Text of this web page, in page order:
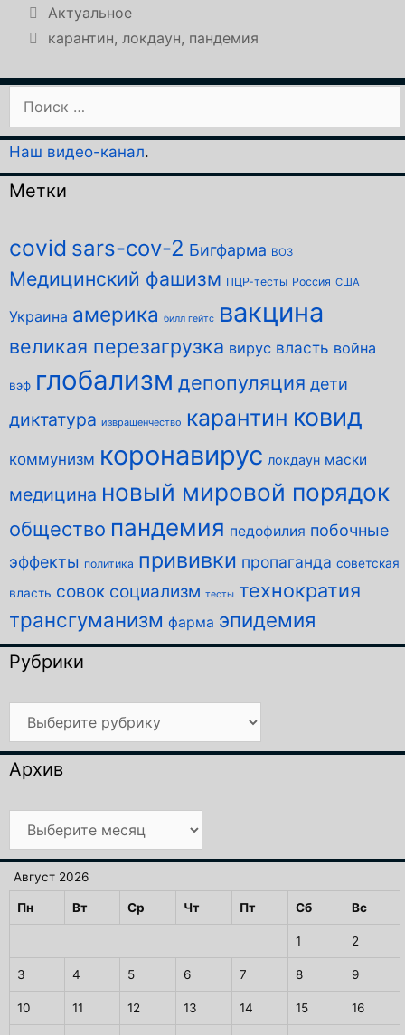
Рубрики
Актуальное
Метки
карантин, локдаун, пандемия
Наш видео-канал.
Метки
covid sars-cov-2 Бигфарма ВОЗ
Медицинский фашизм ПЦР-тесты Россия США
Украина америка билл гейтс вакцина
великая перезагрузка вирус власть война
вэф глобализм депопуляция дети
диктатура извращенчество карантин ковид
коммунизм коронавирус локдаун маски
медицина новый мировой порядок
общество пандемия педофилия побочные
эффекты политика прививки пропаганда советская
власть совок социализм тесты технократия
трансгуманизм фарма эпидемия
Рубрики
Рубрики
Архив
Архив
Август 2026
Пн Вт Ср Чт Пт Сб Вс
1 2
3 4 5 6 7 8 9
10 11 12 13 14 15 16